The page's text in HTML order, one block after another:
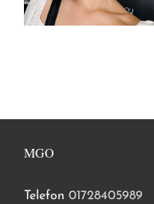
MGO
Telefon 01728405989